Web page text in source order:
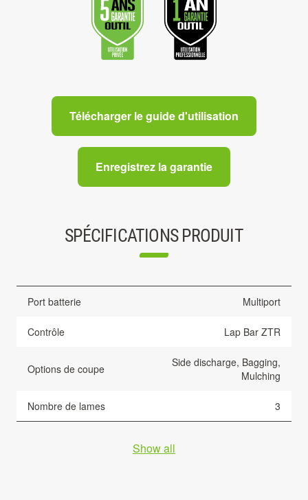
Télécharger le guide d'utilisation
Enregistrez la garantie
SPÉCIFICATIONS PRODUIT
Port batterie Multiport
Contrôle Lap Bar ZTR
Options de coupe
Side discharge, Bagging,
Mulching
Nombre de lames 3
Show all